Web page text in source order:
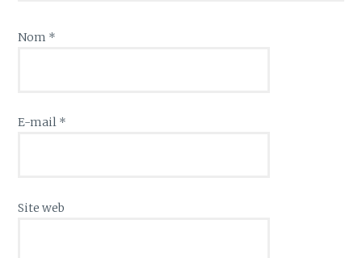
Nom *
E-mail *
Site web